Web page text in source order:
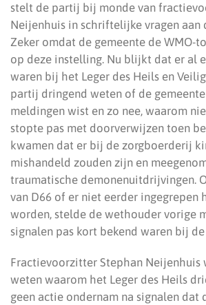
stelt de partij bij monde van
Neijenhuis in schriftelijke vragen aan
Zeker omdat de gemeente de WMO-
op deze instelling. Nu blijkt dat er al
waren bij het Leger des Heils en
partij dringend weten of de
meldingen wist en zo nee, waarom
stopte pas met doorverwijzen toen
kwamen dat er bij de zorgboerderij
mishandeld zouden zijn en
traumatische demonenuitdrijvingen.
van D66 of er niet eerder ingegrepen
worden, stelde de wethouder vorige
signalen pas kort bekend waren bij
Fractievoorzitter Stephan Neijenhuis
weten waarom het Leger des Heils
geen actie ondernam na signalen dat